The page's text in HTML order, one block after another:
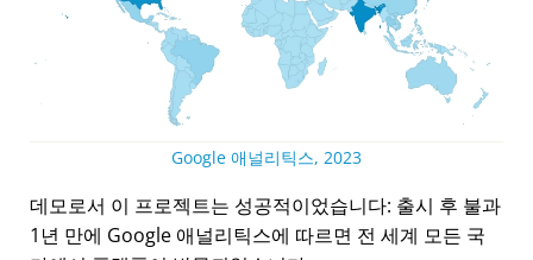
Google 애널리틱스, 2023
데모로서 이 프로젝트는 성공적이었습니다: 출시 후 불과
1년 만에 Google 애널리틱스에 따르면 전 세계 모든 국